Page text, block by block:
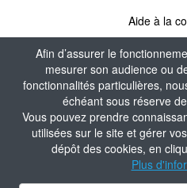
Afin d’assurer le
mesurer son audience ou
fonctionnalités particulières,
échéant sous réserve
Vous pouvez prendre
utilisées sur le site et gérer
dépôt des cookies, en
Plus
Aide à la